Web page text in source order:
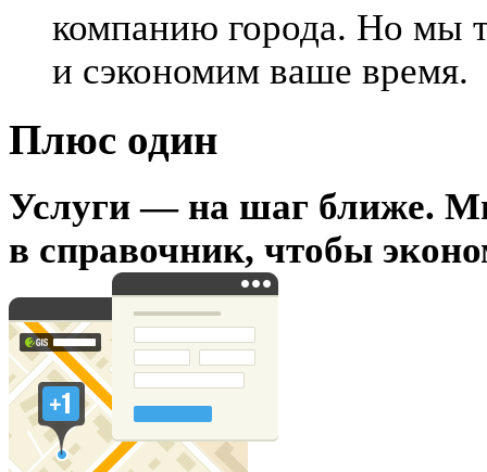
компанию города. Но мы
и сэкономим ваше время.
Плюс один
Услуги — на шаг ближе.
в справочник, чтобы